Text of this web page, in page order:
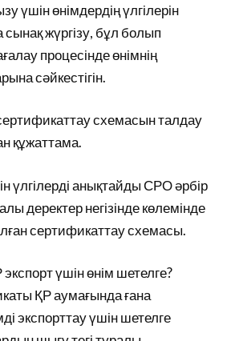
үшін өнімдердің үлгілерін
сынақ жүргізу, бұл болып
процесінде өнімнің
сәйкестігін.
схемасын талдау
құжаттама.
үлгілерді анықтайды СРО әрбір
деректер негізінде көлемінде
сертификаттау схемасы.
үшін өнім шетелге?
ҚР аумағында ғана
экспорттау үшін шетелге